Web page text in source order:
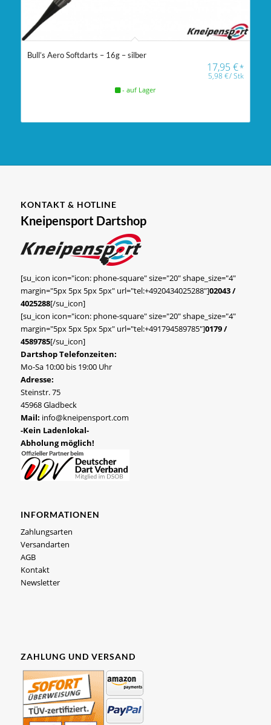
Bull’s Aero Softdarts – 16g – silber
17,95€*
5,98€/Stk
- auf Lager
KONTAKT & HOTLINE
Kneipensport Dartshop
[su_icon icon="icon: phone-square" size="20" shape_size="4"
margin="5px 5px 5px 5px" url="tel:+4920434025288"]02043 /
4025288[/su_icon]
[su_icon icon="icon: phone-square" size="20" shape_size="4"
margin="5px 5px 5px 5px" url="tel:+491794589785"]0179 /
4589785[/su_icon]
Dartshop Telefonzeiten:
Mo-Sa 10:00 bis 19:00 Uhr
Adresse:
Steinstr. 75
45968 Gladbeck
Mail: info@kneipensport.com
-Kein Ladenlokal-
Abholung möglich!
INFORMATIONEN
Zahlungsarten
Versandarten
AGB
Kontakt
Newsletter
ZAHLUNG UND VERSAND